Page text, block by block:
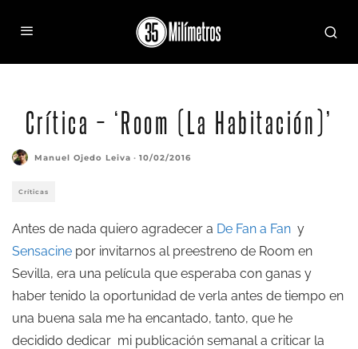
Crítica – ‘Room (La Habitación)’
Manuel Ojedo Leiva · 10/02/2016
Críticas
Antes de nada quiero agradecer a De Fan a Fan y
Sensacine por invitarnos al preestreno de Room en
Sevilla, era una película que esperaba con ganas y
haber tenido la oportunidad de verla antes de tiempo en
una buena sala me ha encantado, tanto, que he
decidido dedicar mi publicación semanal a criticar la